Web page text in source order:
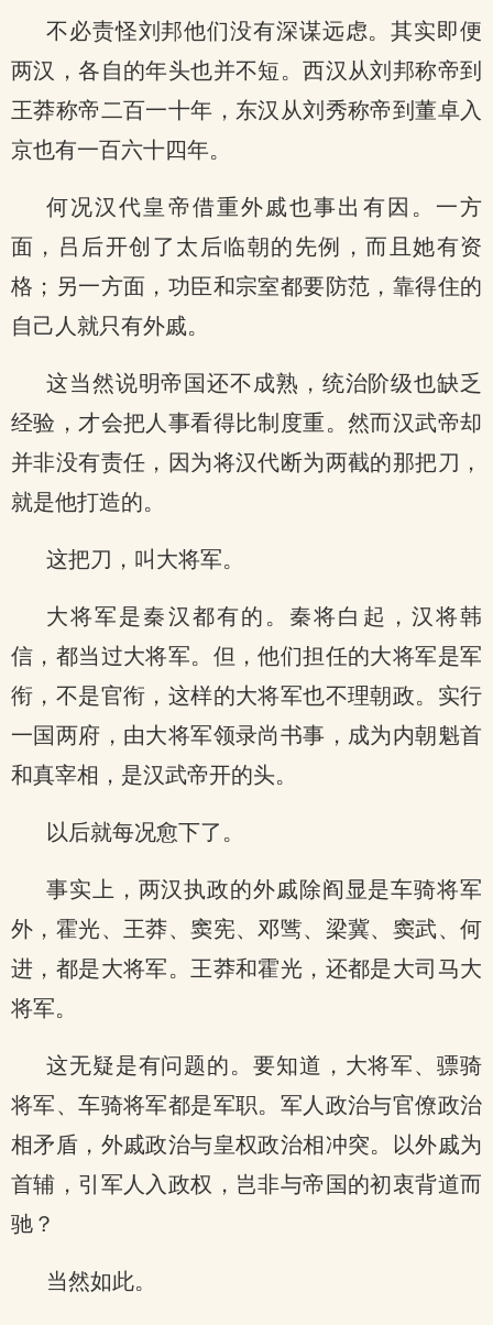
不必责怪刘邦他们没有深谋远虑。其实即便
两汉，各自的年头也并不短。西汉从刘邦称帝到
王莽称帝二百一十年，东汉从刘秀称帝到董卓入
京也有一百六十四年。
何况汉代皇帝借重外戚也事出有因。一方
面，吕后开创了太后临朝的先例，而且她有资
格；另一方面，功臣和宗室都要防范，靠得住的
自己人就只有外戚。
这当然说明帝国还不成熟，统治阶级也缺乏
经验，才会把人事看得比制度重。然而汉武帝却
并非没有责任，因为将汉代断为两截的那把刀，
就是他打造的。
这把刀，叫大将军。
大将军是秦汉都有的。秦将白起，汉将韩
信，都当过大将军。但，他们担任的大将军是军
衔，不是官衔，这样的大将军也不理朝政。实行
一国两府，由大将军领录尚书事，成为内朝魁首
和真宰相，是汉武帝开的头。
以后就每况愈下了。
事实上，两汉执政的外戚除阎显是车骑将军
外，霍光、王莽、窦宪、邓骘、梁冀、窦武、何
进，都是大将军。王莽和霍光，还都是大司马大
将军。
这无疑是有问题的。要知道，大将军、骠骑
将军、车骑将军都是军职。军人政治与官僚政治
相矛盾，外戚政治与皇权政治相冲突。以外戚为
首辅，引军人入政权，岂非与帝国的初衷背道而
驰？
当然如此。